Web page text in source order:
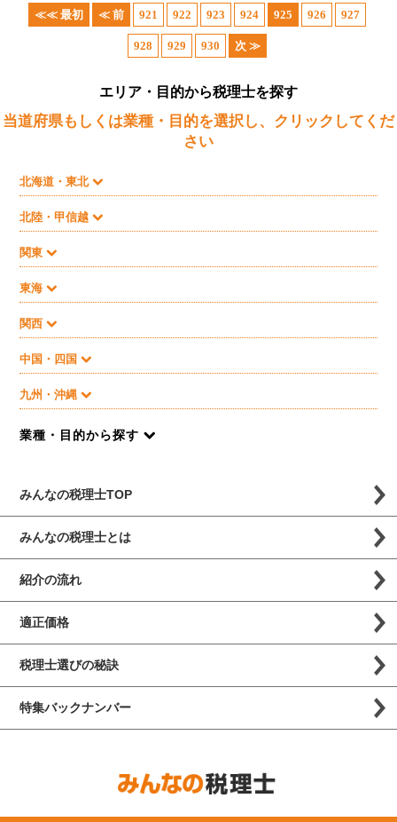
≪≪ 最初 ≪ 前 921 922 923 924 925 926 927
928 929 930 次 ≫
エリア・目的から税理士を探す
当道府県もしくは業種・目的を選択し、クリックしてくだ
さい
北海道・東北
北陸・甲信越
関東
東海
関西
中国・四国
九州・沖縄
業種・目的から探す
みんなの税理士TOP
みんなの税理士とは
紹介の流れ
適正価格
税理士選びの秘訣
特集バックナンバー